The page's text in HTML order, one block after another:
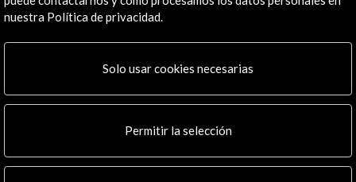
Suscríbete a nuestro boletín digital Ver último boletín
nuestra Política de privacidad.
Solo usar cookies necesarias
Permitir la selección